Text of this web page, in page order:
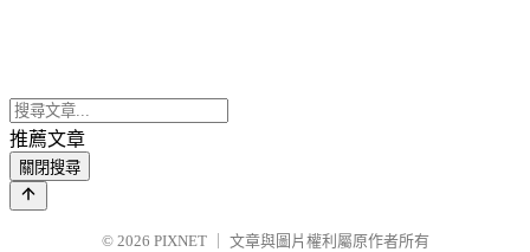
推薦文章
關閉搜尋
© 2026 PIXNET
文章與圖片權利屬原作者所有